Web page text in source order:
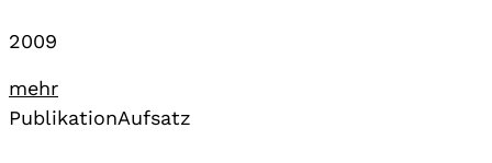
2009
mehr
PublikationAufsatz